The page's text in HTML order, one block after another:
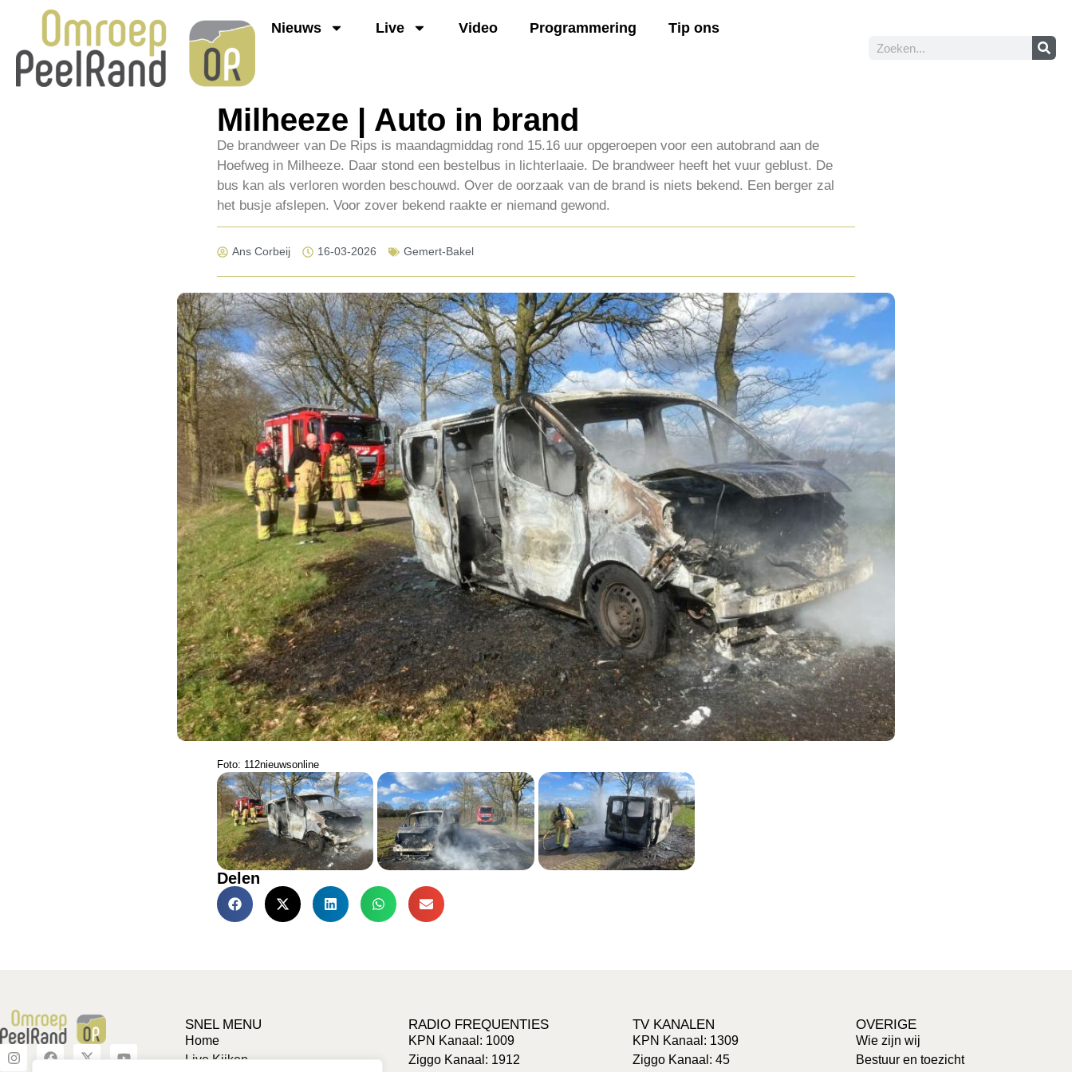
Nieuws Live Video Programmering Tip ons
Milheeze | Auto in brand
De brandweer van De Rips is maandagmiddag rond 15.16 uur opgeroepen voor een autobrand aan de
Hoefweg in Milheeze. Daar stond een bestelbus in lichterlaaie. De brandweer heeft het vuur geblust. De
bus kan als verloren worden beschouwd. Over de oorzaak van de brand is niets bekend. Een berger zal
het busje afslepen. Voor zover bekend raakte er niemand gewond.
Ans Corbeij 16-03-2026 Gemert-Bakel
Foto: 112nieuwsonline
Delen
SNEL MENU
Home
Live Kijken
RADIO FREQUENTIES
KPN Kanaal: 1009
Ziggo Kanaal: 1912
TV KANALEN
KPN Kanaal: 1309
Ziggo Kanaal: 45
OVERIGE
Wie zijn wij
Bestuur en toezicht